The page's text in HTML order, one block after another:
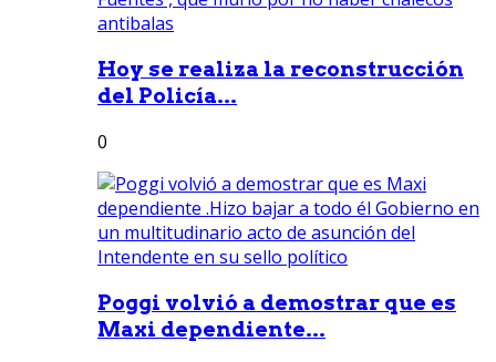
Hoy se realiza la reconstrucción
del Policía...
0
Poggi volvió a demostrar que es
Maxi dependiente...